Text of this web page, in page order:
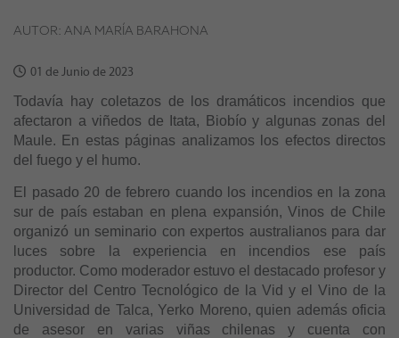
AUTOR: ANA MARÍA BARAHONA
01 de Junio de 2023
Todavía hay coletazos de los dramáticos incendios que
afectaron a viñedos de Itata, Biobío y algunas zonas del
Maule. En estas páginas analizamos los efectos directos
del fuego y el humo.
El pasado 20 de febrero cuando los incendios en la zona
sur de país estaban en plena expansión, Vinos de Chile
organizó un seminario con expertos australianos para dar
luces sobre la experiencia en incendios ese país
productor. Como moderador estuvo el destacado profesor y
Director del Centro Tecnológico de la Vid y el Vino de la
Universidad de Talca, Yerko Moreno, quien además oficia
de asesor en varias viñas chilenas y cuenta con